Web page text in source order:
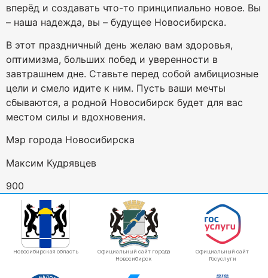
вперёд и создавать что-то принципиально новое. Вы
– наша надежда, вы – будущее Новосибирска.
В этот праздничный день желаю вам здоровья,
оптимизма, больших побед и уверенности в
завтрашнем дне. Ставьте перед собой амбициозные
цели и смело идите к ним. Пусть ваши мечты
сбываются, а родной Новосибирск будет для вас
местом силы и вдохновения.
Мэр города Новосибирска
Максим Кудрявцев
900
Новосибирская область
Официальный сайт города
Новосибирск
Официальный сайт
Госуслуги